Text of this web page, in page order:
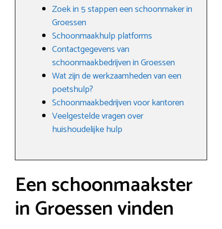
Zoek in 5 stappen een schoonmaker in
Groessen
Schoonmaakhulp platforms
Contactgegevens van
schoonmaakbedrijven in Groessen
Wat zijn de werkzaamheden van een
poetshulp?
Schoonmaakbedrijven voor kantoren
Veelgestelde vragen over
huishoudelijke hulp
Een schoonmaakster
in Groessen vinden